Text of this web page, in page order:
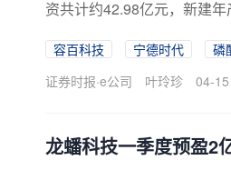
资共计约42.98亿元，新建
容百科技 宁德时代
磷
证券时报·e公司
叶玲珍 04-
龙蟠科技一季度预盈2